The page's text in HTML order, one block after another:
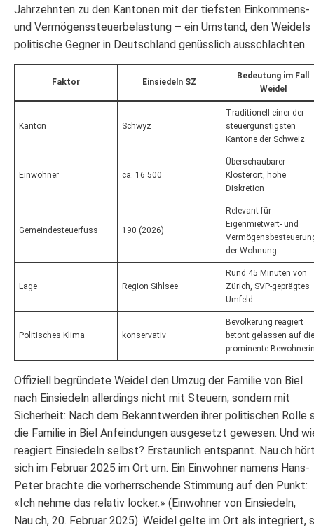
Jahrzehnten zu den Kantonen mit der tiefsten Einkommens-
und Vermögenssteuerbelastung – ein Umstand, den Weidels
politische Gegner in Deutschland genüsslich ausschlachten.
Faktor Einsiedeln SZ
Bedeutung im Fall
Weidel
Kanton Schwyz
Traditionell einer der
steuergünstigsten
Kantone der Schweiz
Einwohner ca. 16 500
Überschaubarer
Klosterort, hohe
Diskretion
Gemeindesteuerfuss 190 (2026)
Relevant für
Eigenmietwert- und
der Wohnung
Lage Region Sihlsee
Rund 45 Minuten von
Zürich, SVP-geprägtes
Umfeld
Politisches Klima konservativ
Bevölkerung reagiert
betont gelassen auf die
prominente
Offiziell begründete Weidel den Umzug der Familie von Biel
nach Einsiedeln allerdings nicht mit Steuern, sondern mit
Sicherheit: Nach dem Bekanntwerden ihrer politischen Rolle
die Familie in Biel Anfeindungen ausgesetzt gewesen. Und
reagiert Einsiedeln selbst? Erstaunlich entspannt. Nau.ch
sich im Februar 2025 im Ort um. Ein Einwohner namens Hans-
Peter brachte die vorherrschende Stimmung auf den Punkt:
«Ich nehme das relativ locker.» (Einwohner von Einsiedeln,
Nau.ch, 20. Februar 2025). Weidel gelte im Ort als integriert,